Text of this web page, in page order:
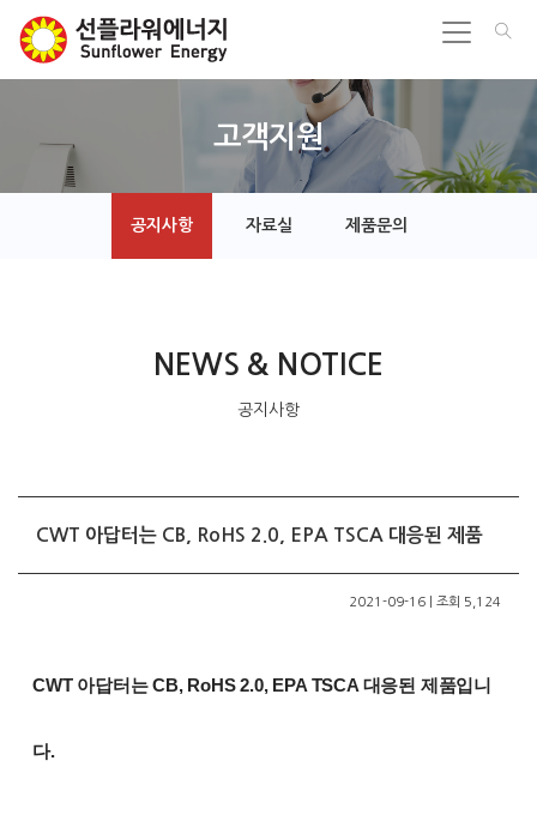
고객지원
공지사항 자료실 제품문의
NEWS & NOTICE
공지사항
CWT 아답터는 CB, RoHS 2.0, EPA TSCA 대응된 제품
2021-09-16 | 조회 5,124
CWT 아답터는 CB, RoHS 2.0, EPA TSCA 대응된 제품입니
다.